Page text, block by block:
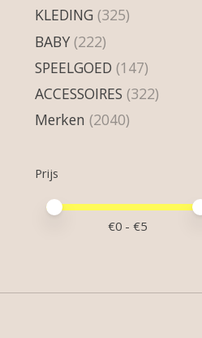
KLEDING (325)
BABY (222)
SPEELGOED (147)
ACCESSOIRES (322)
Merken (2040)
Prijs
Minimale prijswaarde
Price maximum value
€0 - €5